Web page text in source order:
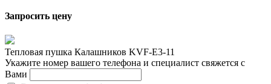
Запросить цену
Тепловая пушка Калашников KVF-E3-11
Укажите номер вашего телефона и специалист свяжется с
Вами